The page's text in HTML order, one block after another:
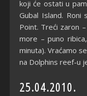
koji će ostati u
Gubal Island.
Point. Treći zaron
more – puno
minuta). Vraćamo
na Dolphins reef-u
25.04.2010.